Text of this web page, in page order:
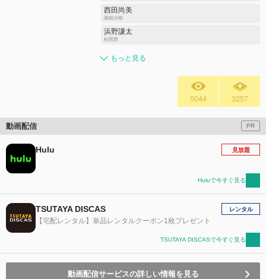
西田尚美
蔵前沙樹
浜野謙太
松岡慧
もっと見る
5044 3257
動画配信 PR
Hulu 見放題
Huluで今すぐ見る
TSUTAYA DISCAS
【宅配レンタル】単品レンタルクーポン1枚プレゼント
レンタル
TSUTAYA DISCASで今すぐ見る
動画配信サービスの詳しい情報を見る